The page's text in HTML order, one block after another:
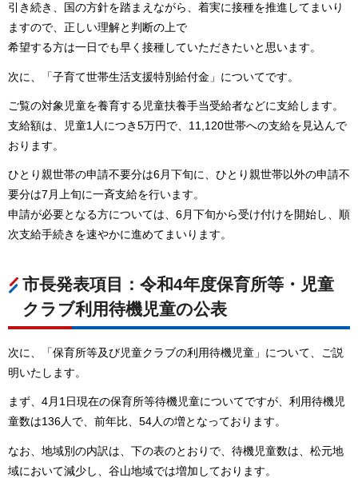
引き続き、国の方針を踏まえながら、着実に接種を推進してまいり
ますので、正しい理解と判断の上で
希望する方は一日でも早く接種していただきたいと思います。
次に、「子育て世帯生活支援特別給付金」についてです。
ご覧の対象児童を養育する児童扶養手当受給者などに支給します。
支給額は、児童1人につき5万円で、11,120世帯への支給を見込んで
おります。
ひとり親世帯の申請不要分は6月下旬に、ひとり親世帯以外の申請不
要分は7月上旬に一斉支給を行います。
申請が必要となる方については、6月下旬から受け付けを開始し、順
次支給手続きを速やかに進めてまいります。
市長発表項目：令和4年度保育所等・児童
クラブ利用待機児童の公表
次に、「保育所等及び児童クラブの利用待機児童」について、ご説
明いたします。
まず、4月1日現在の保育所等待機児童についてですが、利用待機児
童数は136人で、前年比、54人の増となっております。
なお、地域別の内訳は、下の表のとおりで、待機児童数は、松元地
域において減少し、谷山地域では増加しております。